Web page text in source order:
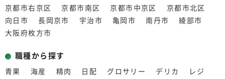
京都市右京区
京都市南区 京都市中京区
京都市北区
向日市
長岡京市 宇治市 亀岡市 南丹市
綾部市
大阪府枚方市
職種から探す
青果 海産 精肉 日配 グロサリー デリカ
レジ